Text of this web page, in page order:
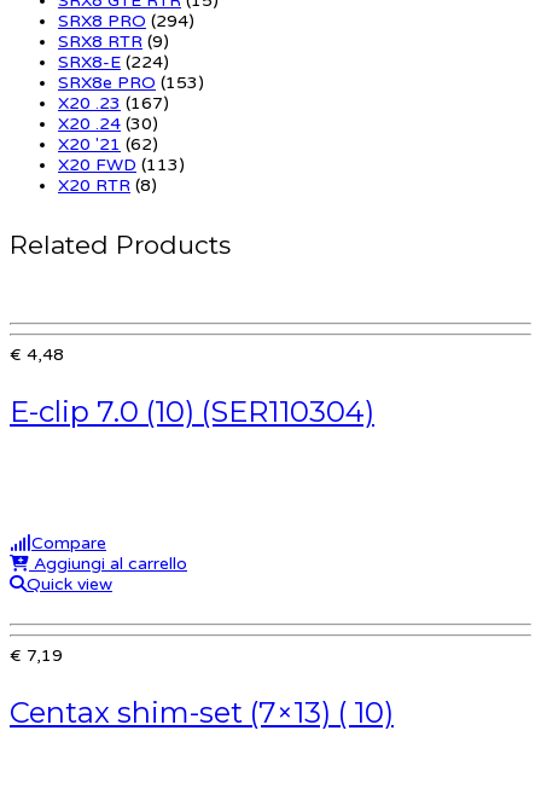
SRX8 PRO (294)
SRX8 RTR (9)
SRX8-E (224)
SRX8e PRO (153)
X20 .23 (167)
X20 .24 (30)
X20 '21 (62)
X20 FWD (113)
X20 RTR (8)
Related Products
€ 4,48
E-clip 7.0 (10) (SER110304)
Compare
Aggiungi al carrello
Quick view
€ 7,19
Centax shim-set (7×13) ( 10)